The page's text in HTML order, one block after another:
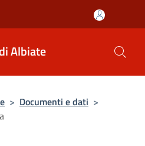
Albiate
> Documenti e dati >